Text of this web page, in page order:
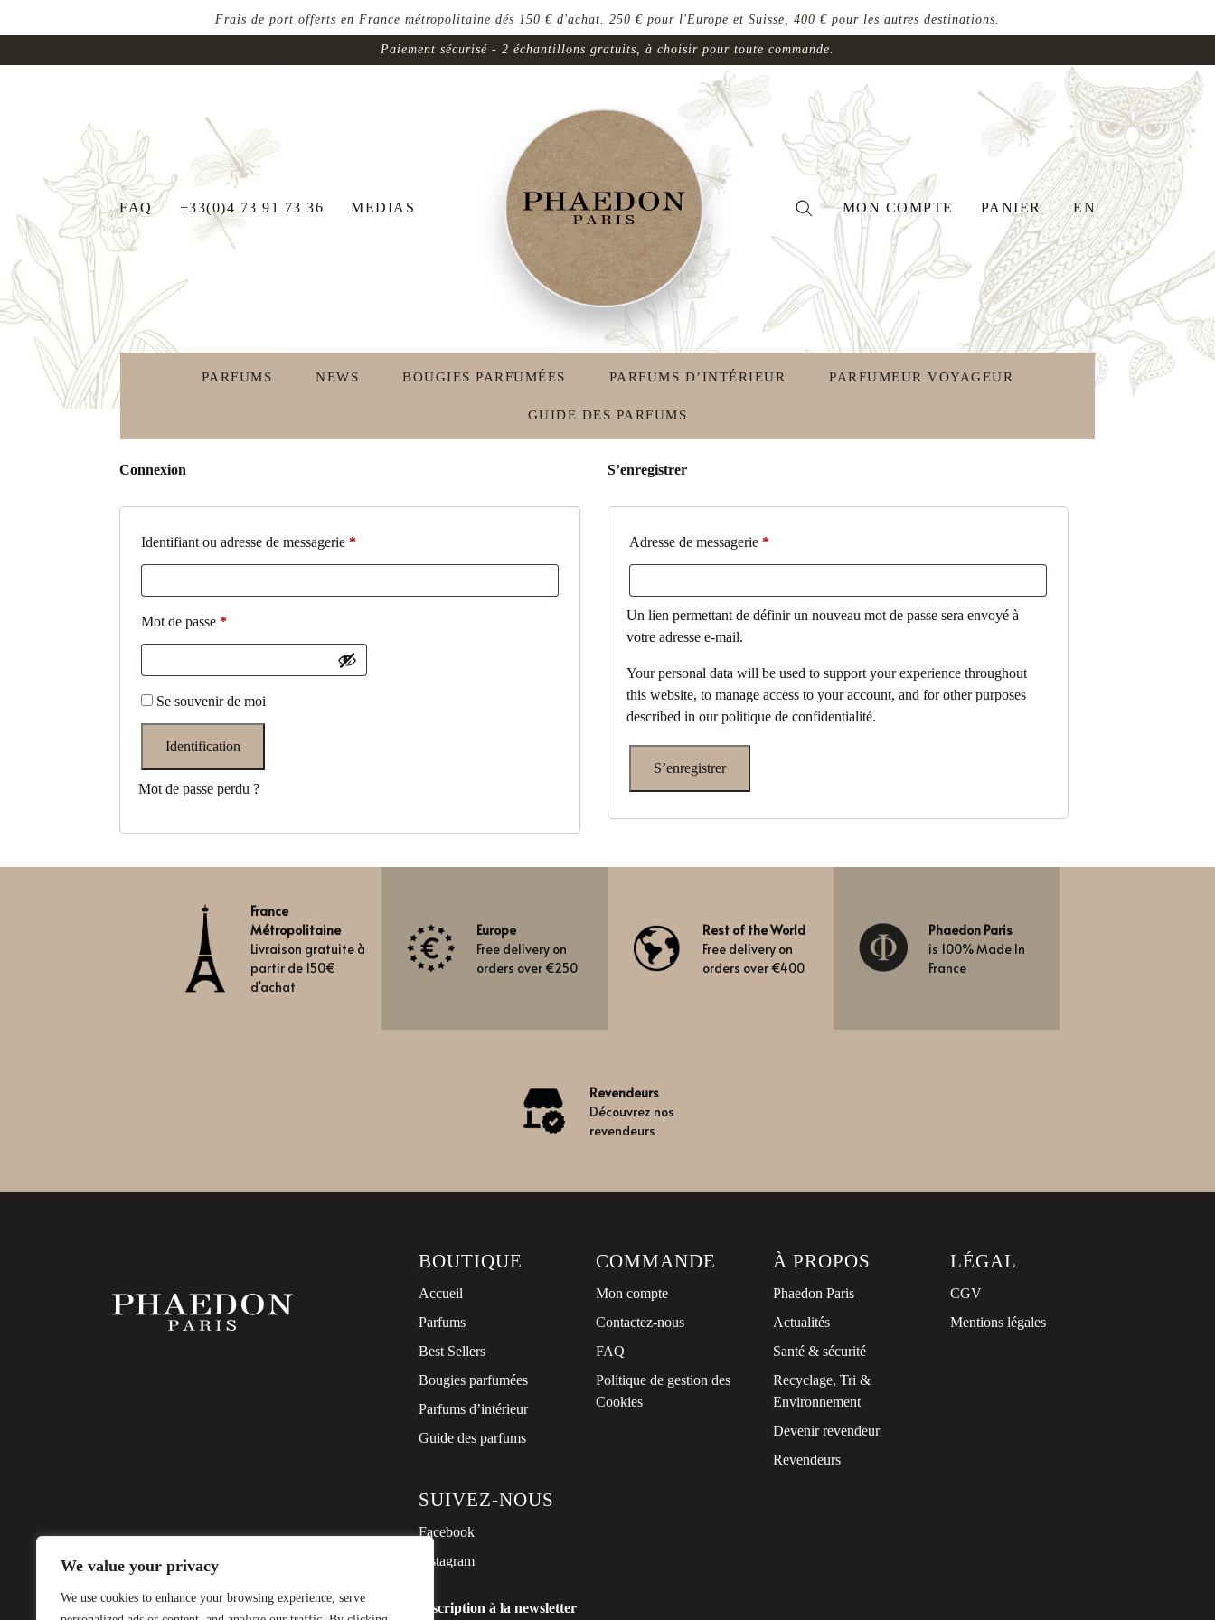
We value your privacy
We use cookies to enhance your browsing experience, serve
Frais de port offerts en France métropolitaine dés 150 € d'achat. 250 € pour l'Europe et Suisse, 400 € pour les autres destinations.
Paiement sécurisé - 2 échantillons gratuits, à choisir pour toute commande.
FAQ +33(0)4 73 91 73 36 MEDIAS MON COMPTE PANIER EN
PARFUMS NEWS BOUGIES PARFUMÉES PARFUMS D’INTÉRIEUR PARFUMEUR VOYAGEUR
GUIDE DES PARFUMS
Connexion
Identifiant ou adresse de messagerie *Obligatoire
Mot de passe *Obligatoire
Se souvenir de moi
Identification
Mot de passe perdu ?
S’enregistrer
Adresse de messagerie *Obligatoire
Un lien permettant de définir un nouveau mot de passe sera envoyé à
votre adresse e-mail.
Your personal data will be used to support your experience throughout
this website, to manage access to your account, and for other purposes
described in ourpolitique de confidentialité.
S’enregistrer
France
Métropolitaine
Livraison gratuite à
partir de 150€
d'achat
Europe
Free delivery on
orders over €250
Rest of the World
Free delivery on
orders over €400
Phaedon Paris
is 100% Made In
France
Revendeurs
Découvrez nos
revendeurs
BOUTIQUE
Accueil
Parfums
Best Sellers
Bougies parfumées
Parfums d’intérieur
Guide des parfums
COMMANDE
Mon compte
Contactez-nous
FAQ
Politique de gestion des
Cookies
À PROPOS
Phaedon Paris
Actualités
Santé & sécurité
Recyclage, Tri &
Environnement
Devenir revendeur
Revendeurs
LÉGAL
CGV
Mentions légales
SUIVEZ-NOUS
Facebook
Instagram
Inscription à la newsletter